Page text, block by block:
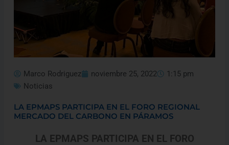
Marco Rodriguez noviembre 25, 2022
1:15 pm
Noticias
LA EPMAPS PARTICIPA EN EL FORO REGIONAL
MERCADO DEL CARBONO EN PÁRAMOS
LA EPMAPS PARTICIPA EN EL FORO